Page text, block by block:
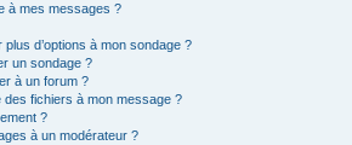
à mes messages ?
d’options à mon sondage ?
un sondage ?
à un forum ?
des fichiers à mon message ?
?
à un modérateur ?